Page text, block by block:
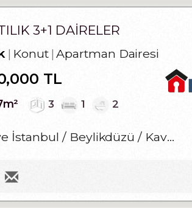
3+1 DAIRELER
Konut Apartman Dairesi
TL
3 1 2
İstanbul / Beylikdüzü / Kavaklı